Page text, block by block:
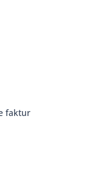
faktur